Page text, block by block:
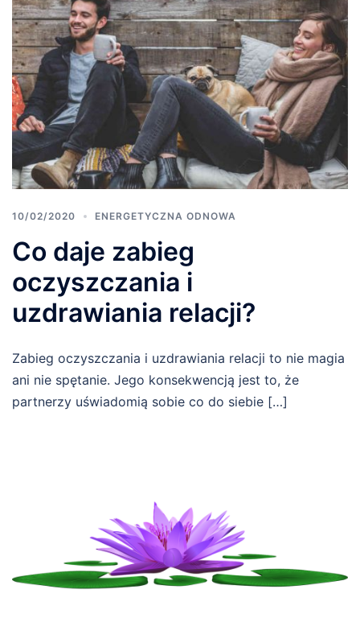
10/02/2020 ENERGETYCZNA ODNOWA
Co daje zabieg
oczyszczania i
uzdrawiania relacji?
Zabieg oczyszczania i uzdrawiania relacji to nie magia
ani nie spętanie. Jego konsekwencją jest to, że
partnerzy uświadomią sobie co do siebie […]